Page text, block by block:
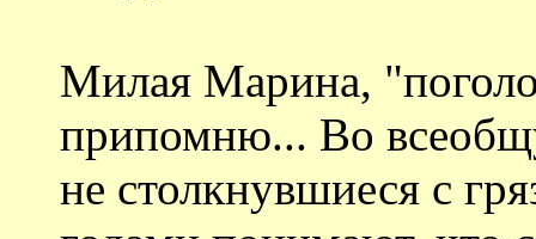
Милая Марина,
припомню... Во
не столкнувшиеся с